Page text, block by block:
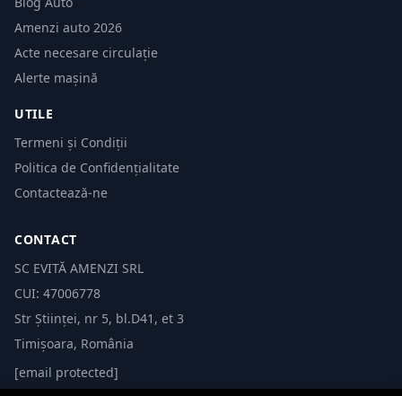
Amenzi auto 2026
Acte necesare circulație
Alerte mașină
UTILE
Termeni și Condiții
Politica de Confidențialitate
Contactează-ne
CONTACT
SC EVITĂ AMENZI SRL
CUI: 47006778
Str Științei, nr 5, bl.D41, et 3
Timișoara, România
[email protected]